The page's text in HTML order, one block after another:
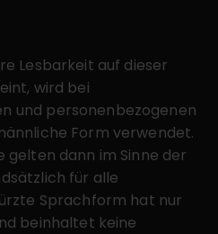
Lesbarkeit auf dieser
wird bei
und personenbezogenen
Form verwendet.
dann im Sinne der
für alle
Sprachform hat nur
beinhaltet keine